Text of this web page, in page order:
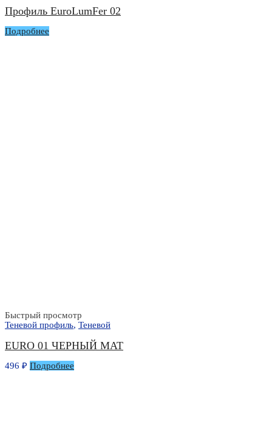
Профиль EuroLumFer 02
Подробнее
Быстрый просмотр
Теневой профиль, Теневой
EURO 01 ЧЕРНЫЙ МАТ
496 ₽ Подробнее